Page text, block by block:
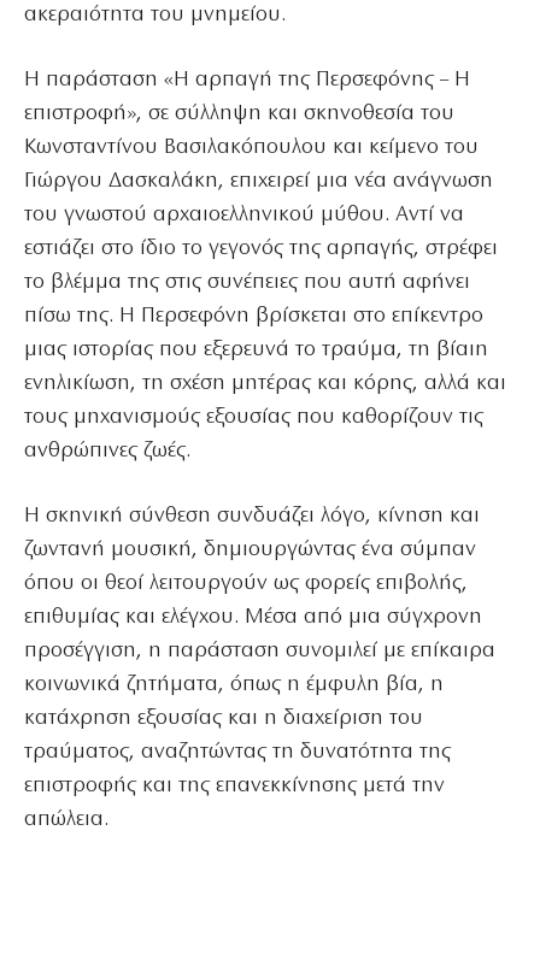
ακεραιότητα του μνημείου.
Η παράσταση «Η αρπαγή της Περσεφόνης – Η
επιστροφή», σε σύλληψη και σκηνοθεσία του
Κωνσταντίνου Βασιλακόπουλου και κείμενο του
Γιώργου Δασκαλάκη, επιχειρεί μια νέα ανάγνωση
του γνωστού αρχαιοελληνικού μύθου. Αντί να
εστιάζει στο ίδιο το γεγονός της αρπαγής, στρέφει
το βλέμμα της στις συνέπειες που αυτή αφήνει
πίσω της. Η Περσεφόνη βρίσκεται στο επίκεντρο
μιας ιστορίας που εξερευνά το τραύμα, τη βίαιη
ενηλικίωση, τη σχέση μητέρας και κόρης, αλλά και
τους μηχανισμούς εξουσίας που καθορίζουν τις
ανθρώπινες ζωές.
Η σκηνική σύνθεση συνδυάζει λόγο, κίνηση και
ζωντανή μουσική, δημιουργώντας ένα σύμπαν
όπου οι θεοί λειτουργούν ως φορείς επιβολής,
επιθυμίας και ελέγχου. Μέσα από μια σύγχρονη
προσέγγιση, η παράσταση συνομιλεί με επίκαιρα
κοινωνικά ζητήματα, όπως η έμφυλη βία, η
κατάχρηση εξουσίας και η διαχείριση του
τραύματος, αναζητώντας τη δυνατότητα της
επιστροφής και της επανεκκίνησης μετά την
απώλεια.